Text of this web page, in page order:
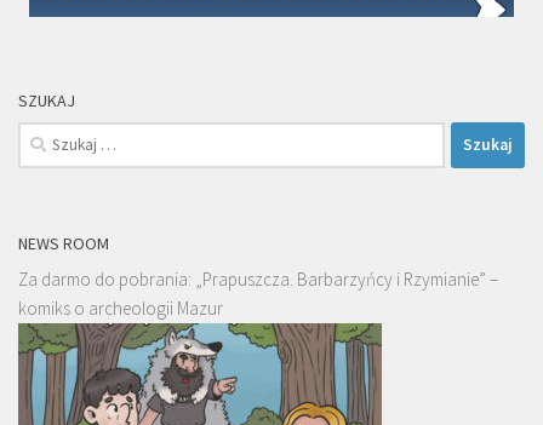
SZUKAJ
Szukaj:
NEWS ROOM
Za darmo do pobrania: „Prapuszcza. Barbarzyńcy i Rzymianie” –
komiks o archeologii Mazur